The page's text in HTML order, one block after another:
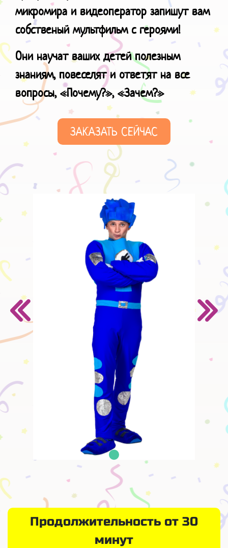
микромира и видеоператор запишут вам
собственый мультфильм с героями!
Они научат ваших детей полезным
знаниям, повеселят и ответят на все
вопросы, «Почему?», «Зачем?»
ЗАКАЗАТЬ СЕЙЧАС
Продолжительность от 30
минут